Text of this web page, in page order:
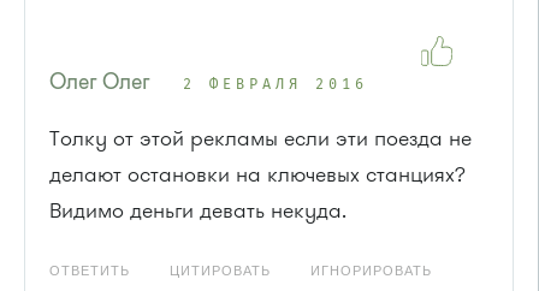
Олег Олег 2 ФЕВРАЛЯ 2016
Толку от этой рекламы если эти поезда не
делают остановки на ключевых станциях?
Видимо деньги девать некуда.
ОТВЕТИТЬ ЦИТИРОВАТЬ ИГНОРИРОВАТЬ